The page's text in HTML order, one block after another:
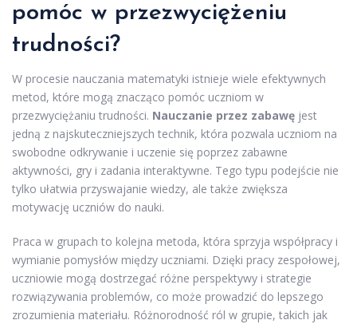
pomóc w przezwyciężeniu
trudności?
W procesie nauczania matematyki istnieje wiele efektywnych
metod, które mogą znacząco pomóc uczniom w
przezwyciężaniu trudności. Nauczanie przez zabawę jest
jedną z najskuteczniejszych technik, która pozwala uczniom na
swobodne odkrywanie i uczenie się poprzez zabawne
aktywności, gry i zadania interaktywne. Tego typu podejście nie
tylko ułatwia przyswajanie wiedzy, ale także zwiększa
motywację uczniów do nauki.
Praca w grupach to kolejna metoda, która sprzyja współpracy i
wymianie pomysłów między uczniami. Dzięki pracy zespołowej,
uczniowie mogą dostrzegać różne perspektywy i strategie
rozwiązywania problemów, co może prowadzić do lepszego
zrozumienia materiału. Różnorodność ról w grupie, takich jak